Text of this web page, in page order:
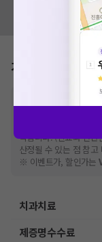
혹시 잘못된
모두닥 팀에 알려
가격표
격입니다. (진료와 연
산정될 수 있는 점 참고
※ 이벤트가, 할인가는
치과치료
제증명수수료